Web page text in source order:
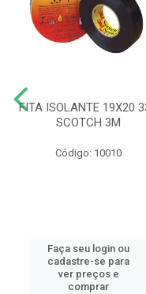
FITA ISOLANTE 19X20
SCOTCH 3M
Código: 10010
Faça seu login ou
cadastre-se para
ver preços e
comprar